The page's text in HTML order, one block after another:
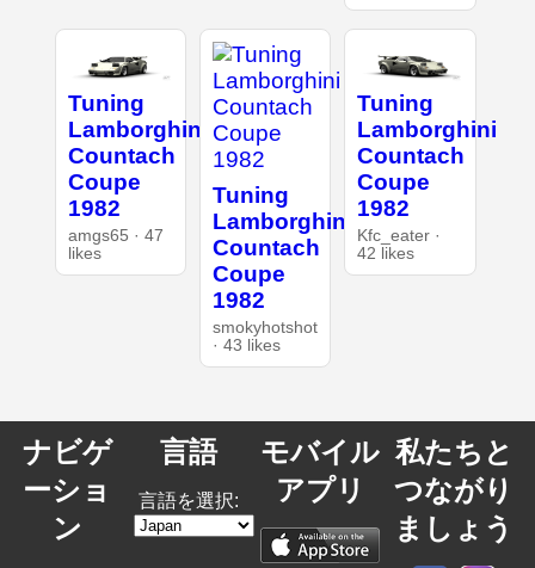
Tuning
Lamborghini
Countach
Coupe
1982
amgs65 · 47
likes
Tuning
Lamborghini
Countach
Coupe
1982
smokyhotshot
· 43 likes
Tuning
Lamborghini
Countach
Coupe
1982
Kfc_eater ·
42 likes
ナビゲ
ーショ
ン
言語
言語を選択:
モバイル
アプリ
私たちと
つながり
ましょう